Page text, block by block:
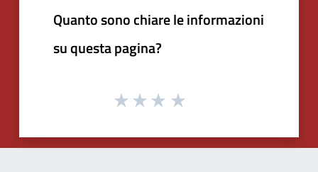
Quanto sono chiare le informazioni
su questa pagina?